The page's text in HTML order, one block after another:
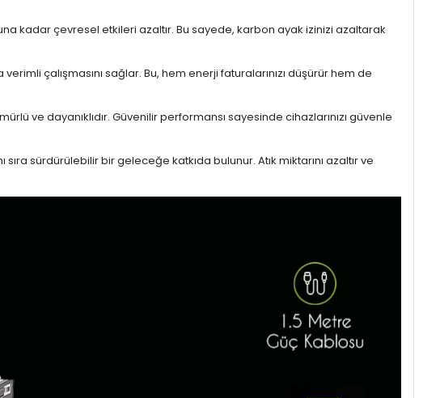
kadar çevresel etkileri azaltır. Bu sayede, karbon ayak izinizi azaltarak
çalışmasını sağlar. Bu, hem enerji faturalarınızı düşürür hem de
ve dayanıklıdır. Güvenilir performansı sayesinde cihazlarınızı güvenle
sürdürülebilir bir geleceğe katkıda bulunur. Atık miktarını azaltır ve